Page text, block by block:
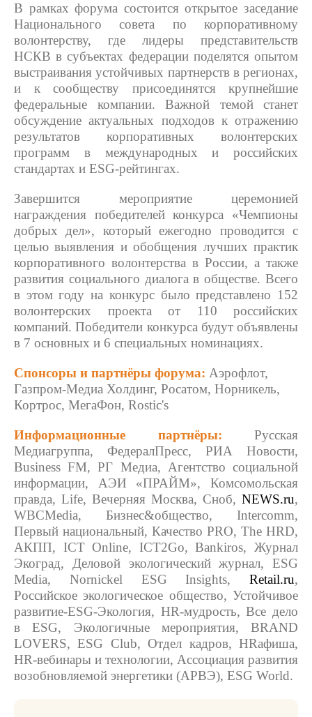
В рамках форума состоится открытое заседание
Национального совета по корпоративному
волонтерству, где лидеры представительств
НСКВ в субъектах федерации поделятся опытом
выстраивания устойчивых партнерств в регионах,
и к сообществу присоединятся крупнейшие
федеральные компании. Важной темой станет
обсуждение актуальных подходов к отражению
результатов корпоративных волонтерских
программ в международных и российских
стандартах и ESG-рейтингах.
Завершится мероприятие церемонией
награждения победителей конкурса «Чемпионы
добрых дел», который ежегодно проводится с
целью выявления и обобщения лучших практик
корпоративного волонтерства в России, а также
развития социального диалога в обществе. Всего
в этом году на конкурс было представлено 152
волонтерских проекта от 110 российских
компаний. Победители конкурса будут объявлены
в 7 основных и 6 специальных номинациях.
Спонсоры и партнёры форума: Аэрофлот,
Газпром-Медиа Холдинг, Росатом, Норникель,
Кортрос, МегаФон, Rostic's
Информационные партнёры:
Русская
Медиагруппа, ФедералПресс, РИА Новости,
Business FM, РГ Медиа, Агентство социальной
информации, АЭИ «ПРАЙМ», Комсомольская
правда, Life, Вечерняя Москва, Сноб, NEWS.ru,
WBCMedia, Бизнес&общество, Intercomm,
Первый национальный, Качество PRO, The HRD,
АКПП, ICT Online, ICT2Go, Bankiros, Журнал
Экоград, Деловой экологический журнал, ESG
Media, Nornickel ESG Insights, Retail.ru,
Российское экологическое общество, Устойчивое
развитие-ESG-Экология, HR-мудрость, Все дело
в ESG, Экологичные мероприятия, BRAND
LOVERS, ESG Club, Отдел кадров, HRафиша,
HR-вебинары и технологии, Ассоциация развития
возобновляемой энергетики (АРВЭ), ESG World.